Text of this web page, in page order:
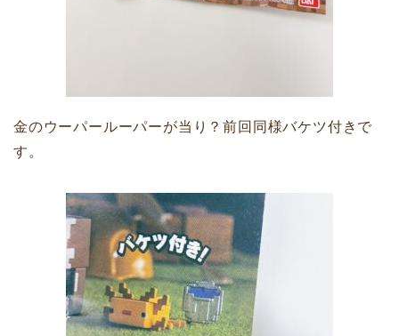
金のウーパールーパーが当り？前回同様バケツ付きで
す。